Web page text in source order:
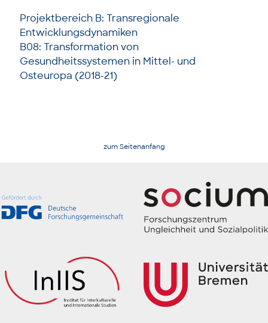
Projektbereich B: Transregionale
Entwicklungsdynamiken
B08: Transformation von
Gesundheitssystemen in Mittel- und
Osteuropa (2018-21)
zum Seitenanfang